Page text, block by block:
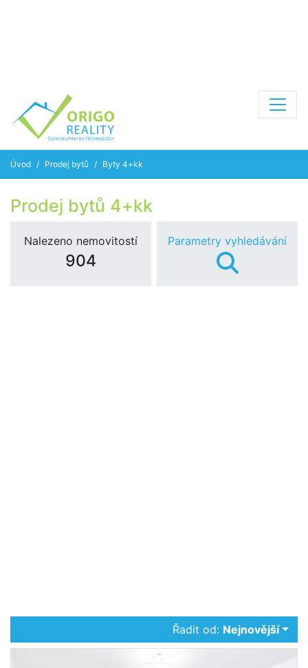
Úvod Prodej bytů Byty 4+kk
Prodej bytů 4+kk
Nalezeno nemovitostí
904
Parametry vyhledávání
Řadit od: Nejnovější